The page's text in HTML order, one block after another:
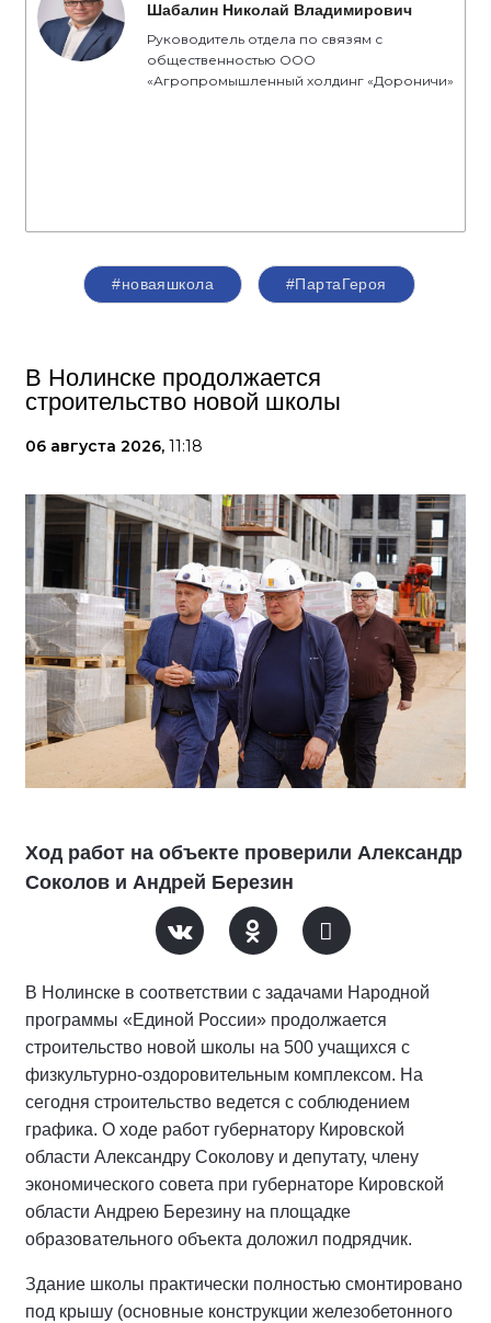
Шабалин Николай Владимирович
Руководитель отдела по связям с
общественностью ООО
«Агропромышленный холдинг «Дороничи»
#новаяшкола #ПартаГероя
В Нолинске продолжается
строительство новой школы
06 августа 2026, 11:18
Ход работ на объекте проверили Александр
Соколов и Андрей Березин
В Нолинске в соответствии с задачами Народной
программы «Единой России» продолжается
строительство новой школы на 500 учащихся с
физкультурно-оздоровительным комплексом. На
сегодня строительство ведется с соблюдением
графика. О ходе работ губернатору Кировской
области Александру Соколову и депутату, члену
экономического совета при губернаторе Кировской
области Андрею Березину на площадке
образовательного объекта доложил подрядчик.
Здание школы практически полностью смонтировано
под крышу (основные конструкции железобетонного